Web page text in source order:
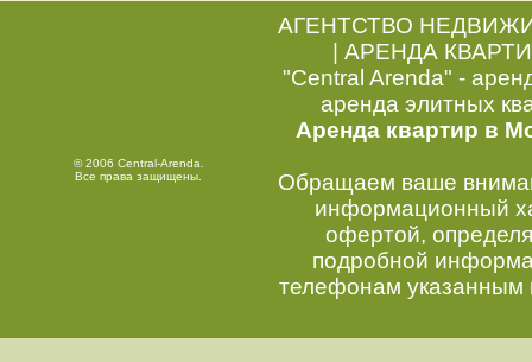
© 2006 Central-Arenda.
Все права защищены.
АГЕНТСТВО
|АРЕНДА
"Central Arenda" -
аренда элитных
Аренда квартир в
Обращаем ваше
информационный
офертой,
подробной
телефонам указанным